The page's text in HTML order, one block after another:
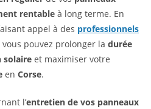
rentable à long terme. En
appel à des professionnels
vous pouvez prolonger la durée
solaire et maximiser votre
en Corse.
l’entretien de vos panneaux